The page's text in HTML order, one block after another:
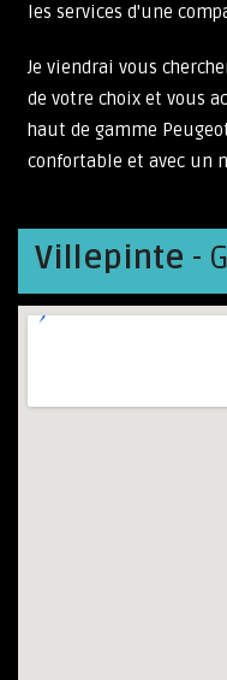
les services d'une
Je viendrai vous
de votre choix et vous
haut de gamme
confortable et avec un
Villepinte -